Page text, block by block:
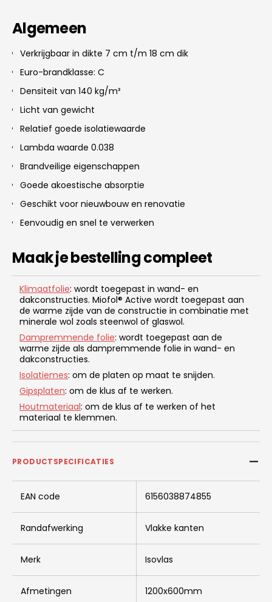
Algemeen
Verkrijgbaar in dikte 7 cm t/m 18 cm dik
Euro-brandklasse: C
Densiteit van 140 kg/m³
Licht van gewicht
Relatief goede isolatiewaarde
Lambda waarde 0.038
Brandveilige eigenschappen
Goede akoestische absorptie
Geschikt voor nieuwbouw en renovatie
Eenvoudig en snel te verwerken
Maak je bestelling compleet
Klimaatfolie: wordt toegepast in wand- en
dakconstructies. Miofol® Active wordt toegepast aan
de warme zijde van de constructie in combinatie met
minerale wol zoals steenwol of glaswol.
Dampremmende folie: wordt toegepast aan de
warme zijde als dampremmende folie in wand- en
dakconstructies.
Isolatiemes: om de platen op maat te snijden.
Gipsplaten: om de klus af te werken.
Houtmateriaal: om de klus af te werken of het
materiaal te klemmen.
PRODUCTSPECIFICATIES
EAN code 6156038874855
Randafwerking Vlakke kanten
Merk Isovlas
Afmetingen 1200x600mm